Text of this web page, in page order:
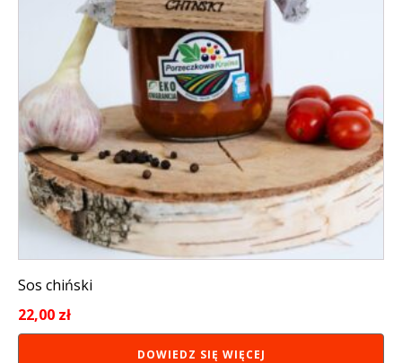
Sos chiński
22,00 zł
DOWIEDZ SIĘ WIĘCEJ